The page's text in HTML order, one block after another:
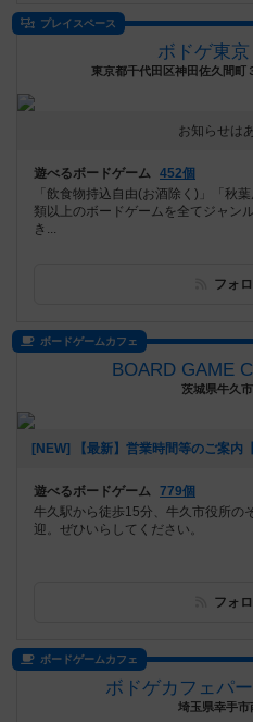
プレイスペース
ボドゲ東
東京都千代田区神田佐久間町
お知らせは
遊べるボードゲーム 452個
「飲食物持込自由(お酒除く)」「秋
類以上のボードゲームを全てジャン
き...
フォ
ボードゲームカフェ
BOARD GAME
茨城県牛久
遊べるボードゲーム 779個
牛久駅から徒歩15分、牛久市役所の
迎。ぜひいらしてください。
フォ
ボードゲームカフェ
ボドゲカフェパ
埼玉県幸手市